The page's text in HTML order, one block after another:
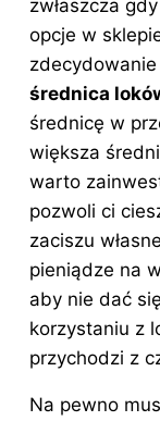
e
b
o
o
k
e
st
zwłaszcza
opcje w
średnica
średnicę w
większa
warto
pozwoli ci
zaciszu
pieniądze na
aby nie dać
korzystaniu z
przychodzi z
Na pewno